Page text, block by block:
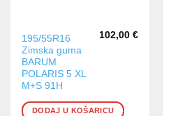
195/55R16
Zimska guma
BARUM
POLARIS 5 XL
M+S 91H
102,00 €
DODAJ U KOŠARICU